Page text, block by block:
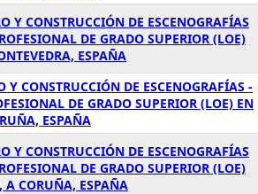
Y CONSTRUCCIÓN DE ESCENOGRAFÍAS
DE GRADO SUPERIOR (LOE)
ESPAÑA
Y CONSTRUCCIÓN DE ESCENOGRAFÍAS -
DE GRADO SUPERIOR (LOE) EN
ESPAÑA
Y CONSTRUCCIÓN DE ESCENOGRAFÍAS
DE GRADO SUPERIOR (LOE)
A CORUÑA, ESPAÑA